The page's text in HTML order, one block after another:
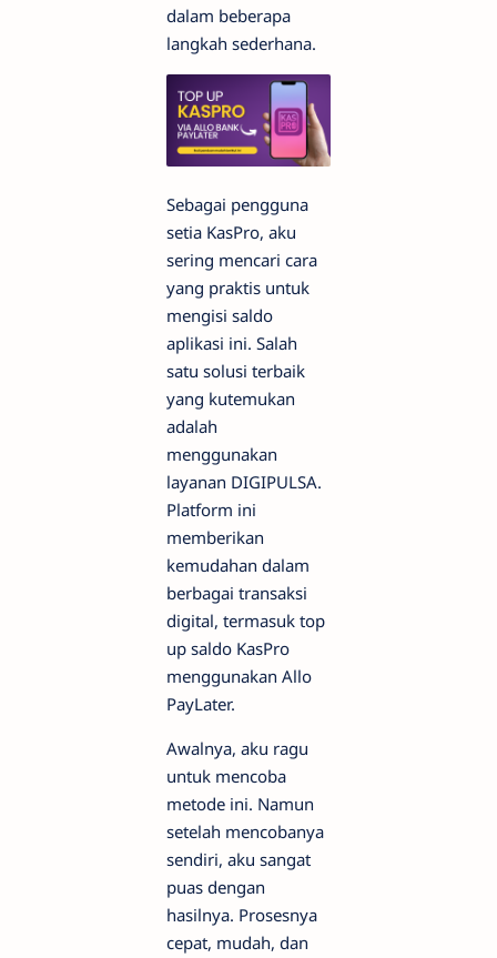
dalam beberapa
langkah sederhana.
Sebagai pengguna
setia KasPro, aku
sering mencari cara
yang praktis untuk
mengisi saldo
aplikasi ini. Salah
satu solusi terbaik
yang kutemukan
adalah
menggunakan
layanan DIGIPULSA.
Platform ini
memberikan
kemudahan dalam
berbagai transaksi
digital, termasuk top
up saldo KasPro
menggunakan Allo
PayLater.
Awalnya, aku ragu
untuk mencoba
metode ini. Namun
setelah mencobanya
sendiri, aku sangat
puas dengan
hasilnya. Prosesnya
cepat, mudah, dan